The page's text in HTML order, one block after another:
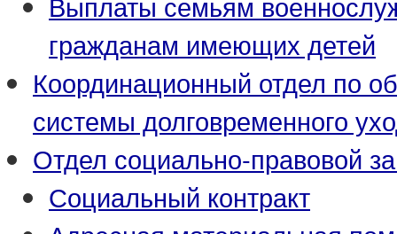
гражданам имеющих детей
Координационный отдел по
системы долговременного
Отдел социально-правовой
Социальный контракт